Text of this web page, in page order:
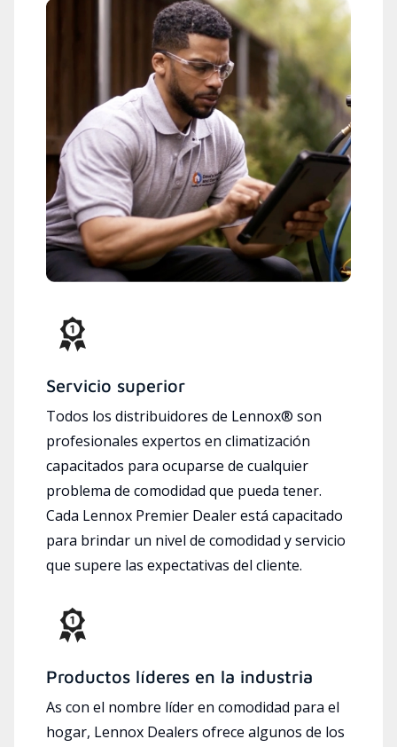
Servicio superior
Todos los distribuidores de Lennox® son
profesionales expertos en climatización
capacitados para ocuparse de cualquier
problema de comodidad que pueda tener.
Cada Lennox Premier Dealer está capacitado
para brindar un nivel de comodidad y servicio
que supere las expectativas del cliente.
Productos líderes en la industria
As con el nombre líder en comodidad para el
hogar, Lennox Dealers ofrece algunos de los